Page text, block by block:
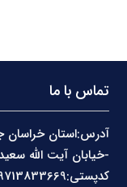
تماس با ما
آدرس:استان خراسان
کدپستی:9713833669